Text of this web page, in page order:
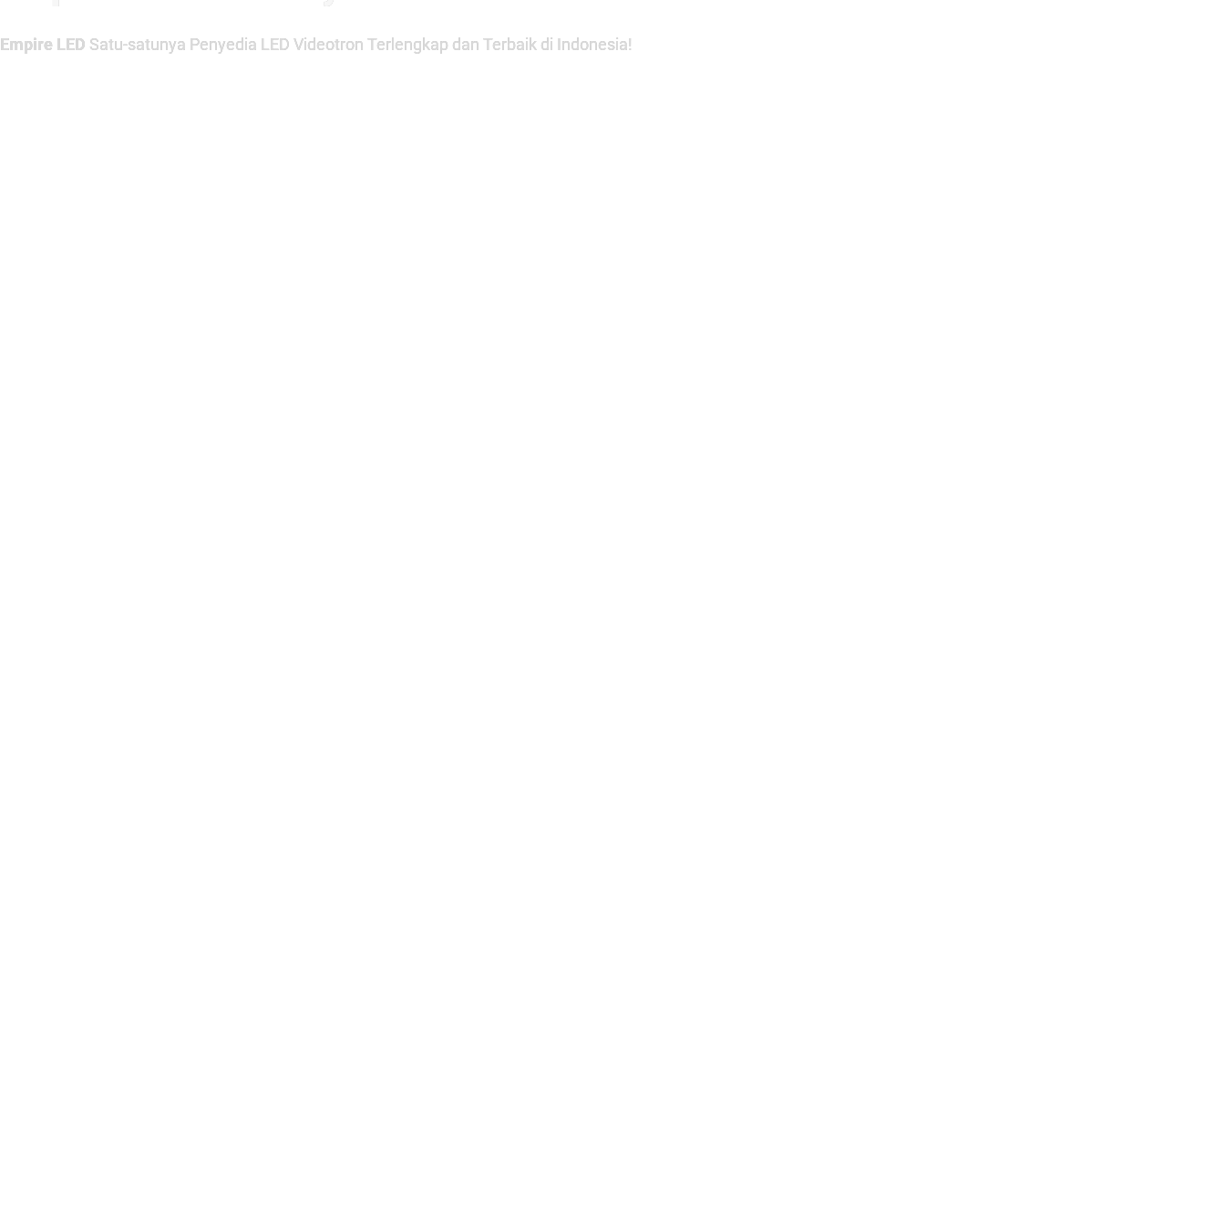
Empire LED Satu-satunya Penyedia LED Videotron Terlengkap dan Terbaik di Indonesia!